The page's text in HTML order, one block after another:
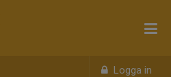
Logga in